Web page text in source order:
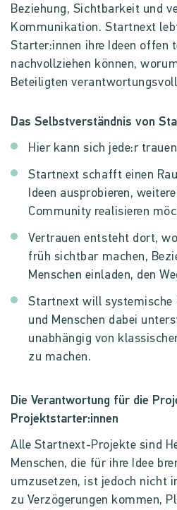
Beziehung, Sichtbarkeit und
Kommunikation. Startnext
Starter:innen ihre Ideen offen
nachvollziehen können,
Beteiligten
Das Selbstverständnis von
Hier kann sich jede:r
Startnext schafft einen
Ideen ausprobieren,
Community realisieren
Vertrauen entsteht dort,
früh sichtbar machen,
Menschen einladen, den
Startnext will systemische
und Menschen dabei
unabhängig von
zu machen.
Die Verantwortung für die
Projektstarter:innen
Alle Startnext-Projekte sind
Menschen, die für ihre Idee
umzusetzen, ist jedoch nicht
zu Verzögerungen kommen,